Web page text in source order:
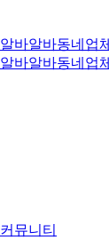
알바알바동네업체
알바알바동네업체
커뮤니티